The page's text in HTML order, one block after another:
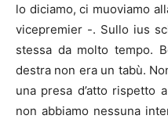
lo diciamo, ci muoviamo
vicepremier -. Sullo ius
stessa da molto tempo.
destra non era un tabù.
una presa d’atto rispetto
non abbiamo nessuna